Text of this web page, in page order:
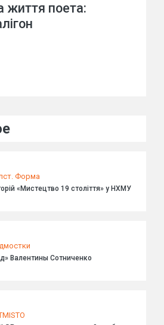
життя поета:
Форма
«Мистецтво 19 століття» у НХМУ
Валентины Сотниченко